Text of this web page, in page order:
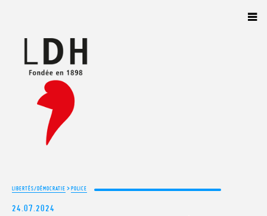
LIBERTÉS/DÉMOCRATIE >POLICE
24.07.2024